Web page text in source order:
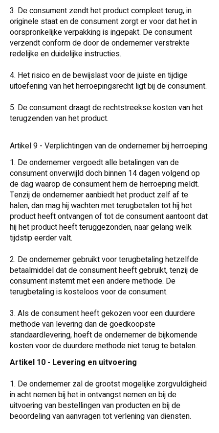
3. De consument zendt het product compleet terug, in
originele staat en de consument zorgt er voor dat het in
oorspronkelijke verpakking is ingepakt. De consument
verzendt conform de door de ondernemer verstrekte
redelijke en duidelijke instructies.
4. Het risico en de bewijslast voor de juiste en tijdige
uitoefening van het herroepingsrecht ligt bij de consument.
5. De consument draagt de rechtstreekse kosten van het
terugzenden van het product.
Artikel 9 - Verplichtingen van de ondernemer bij herroeping
1. De ondernemer vergoedt alle betalingen van de
consument onverwijld doch binnen 14 dagen volgend op
de dag waarop de consument hem de herroeping meldt.
Tenzij de ondernemer aanbiedt het product zelf af te
halen, dan mag hij wachten met terugbetalen tot hij het
product heeft ontvangen of tot de consument aantoont dat
hij het product heeft teruggezonden, naar gelang welk
tijdstip eerder valt.
2. De ondernemer gebruikt voor terugbetaling hetzelfde
betaalmiddel dat de consument heeft gebruikt, tenzij de
consument instemt met een andere methode. De
terugbetaling is kosteloos voor de consument.
3. Als de consument heeft gekozen voor een duurdere
methode van levering dan de goedkoopste
standaardlevering, hoeft de ondernemer de bijkomende
kosten voor de duurdere methode niet terug te betalen.
Artikel 10 - Levering en uitvoering
1. De ondernemer zal de grootst mogelijke zorgvuldigheid
in acht nemen bij het in ontvangst nemen en bij de
uitvoering van bestellingen van producten en bij de
beoordeling van aanvragen tot verlening van diensten.